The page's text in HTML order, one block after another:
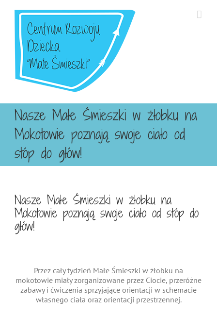
zawartości
Nasze Małe Śmieszki w żłobku na
Mokotowie poznają swoje ciało od
stóp do głów!
Nasze Małe Śmieszki w żłobku na
Mokotowie poznają swoje ciało od stóp do
głów!
Przez cały tydzień Małe Śmieszki w żłobku na
mokotowie miały zorganizowane przez Ciocie, przeróżne
zabawy i ćwiczenia sprzyjające orientacji w schemacie
własnego ciała oraz orientacji przestrzennej.